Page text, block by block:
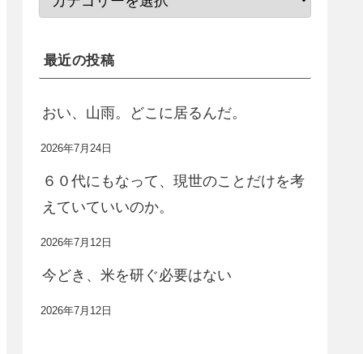
最近の投稿
おい、山雨。どこに居るんだ。
2026年7月24日
６０代にもなって、現世のことだけを考
えていていいのか。
2026年7月12日
今どき、米を研ぐ必要はない
2026年7月12日